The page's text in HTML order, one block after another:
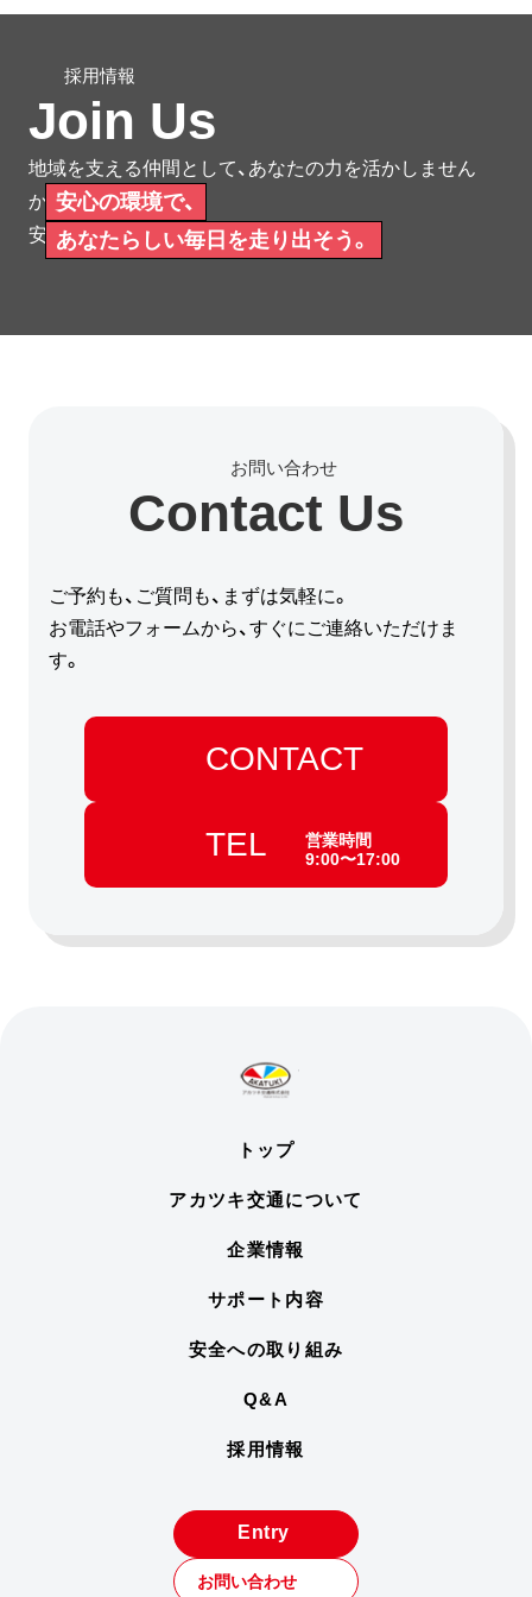
Join Us
地域を支える仲間として、あなたの力を活かしません
か。
安心して働ける環境をご用意しています。
安心の環境で、
あなたらしい毎日を走り出そう。
Contact Us
ご予約も、ご質問も、まずは気軽に。
お電話やフォームから、すぐにご連絡いただけま
す。
CONTACT
TEL
営業時間
9:00〜17:00
トップ
アカツキ交通について
企業情報
サポート内容
安全への取り組み
Q&A
採用情報
お問い合わせ
Entry